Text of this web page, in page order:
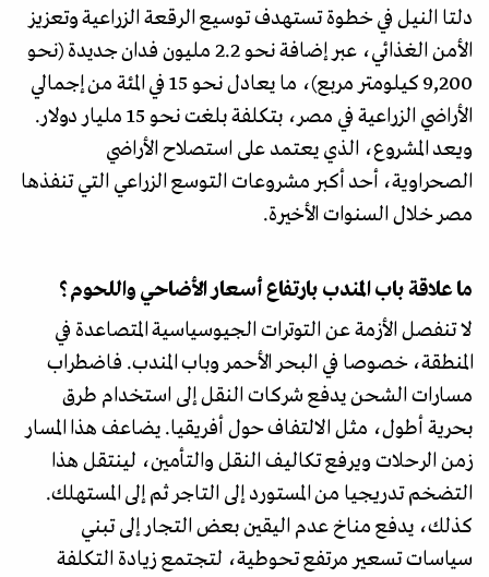
دلتا النيل في خطوة تستهدف توسيع الرقعة الزراعية وتعزيز
الأمن الغذائي، عبر إضافة نحو 2.2 مليون فدان جديدة (نحو
9,200 كيلومتر مربع)، ما يعادل نحو 15 في المئة من إجمالي
الأراضي الزراعية في مصر، بتكلفة بلغت نحو 15 مليار دولار.
ويعد المشروع، الذي يعتمد على استصلاح الأراضي
الصحراوية، أحد أكبر مشروعات التوسع الزراعي التي تنفذها
مصر خلال السنوات الأخيرة.
ما علاقة باب المندب بارتفاع أسعار الأضاحي واللحوم؟
لا تنفصل الأزمة عن التوترات الجيوسياسية المتصاعدة في
المنطقة، خصوصا في البحر الأحمر وباب المندب. فاضطراب
مسارات الشحن يدفع شركات النقل إلى استخدام طرق
بحرية أطول، مثل الالتفاف حول أفريقيا. يضاعف هذا المسار
زمن الرحلات ويرفع تكاليف النقل والتأمين، لينتقل هذا
التضخم تدريجيا من المستورد إلى التاجر ثم إلى المستهلك.
كذلك، يدفع مناخ عدم اليقين بعض التجار إلى تبني
سياسات تسعير مرتفع تحوطية، لتجتمع زيادة التكلفة